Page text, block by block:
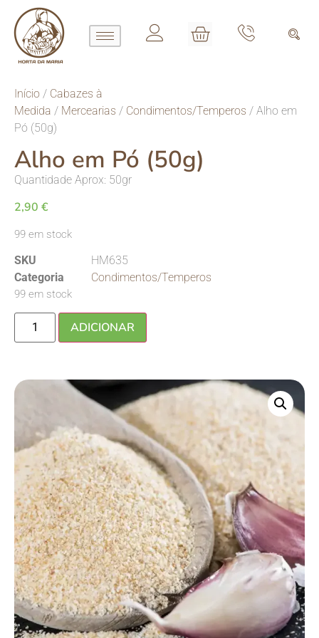
Início / Cabazes à
Medida / Mercearias / Condimentos/Temperos / Alho em
Pó (50g)
Alho em Pó (50g)
Quantidade Aprox: 50gr
2,90 €
99 em stock
SKU
HM635
Categoria
Condimentos/Temperos
99 em stock
ADICIONAR